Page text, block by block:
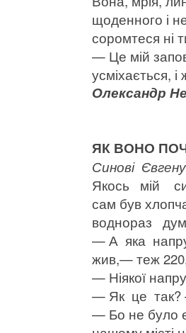
щоденного і
соромтеся ні
— Це мій
усміхається,
Олександр
ЯК ВОНО
Синові Євгену
Якось мій
сам був
воднораз
— А яка
жив,— теж
— Ніякої
— Як це так?
— Бо не було